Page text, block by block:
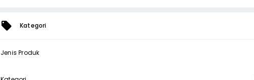
Kategori
Jenis Produk